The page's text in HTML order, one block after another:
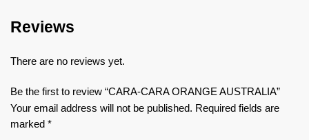
Reviews
There are no reviews yet.
Be the first to review “CARA-CARA ORANGE AUSTRALIA”
Your email address will not be published. Required fields are
marked *